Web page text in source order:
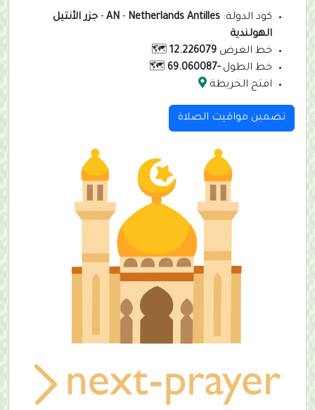
كود الدولة: AN - Netherlands Antilles
- جزر الأنتيل
الهولندية
خط العرض 12.226079
🗺️
خط الطول-69.060087
🗺️
افتح الخريطة
تضمين مواقيت الصلاة